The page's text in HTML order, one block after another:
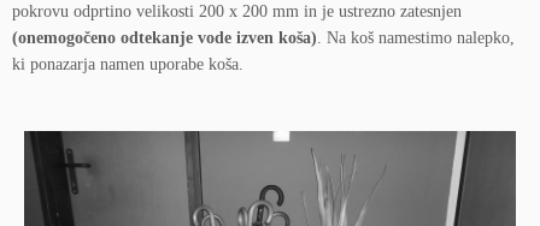
pokrovu odprtino velikosti 200 x 200 mm in je ustrezno zatesnjen
(onemogočeno odtekanje vode izven koša). Na koš namestimo nalepko,
ki ponazarja namen uporabe koša.